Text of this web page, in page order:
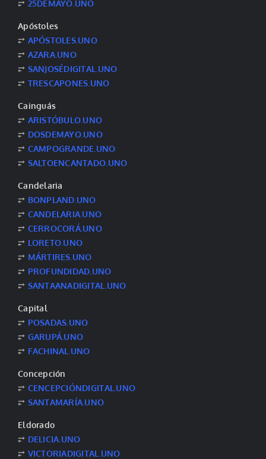
⥂ 25DEMAYO.UNO
Apóstoles
⥂ APÓSTOLES.UNO
⥂ AZARA.UNO
⥂ SANJOSÉDIGITAL.UNO
⥂ TRESCAPONES.UNO
Cainguás
⥂ ARISTÓBULO.UNO
⥂ DOSDEMAYO.UNO
⥂ CAMPOGRANDE.UNO
⥂ SALTOENCANTADO.UNO
Candelaria
⥂ BONPLAND.UNO
⥂ CANDELARIA.UNO
⥂ CERROCORÁ.UNO
⥂ LORETO.UNO
⥂ MÁRTIRES.UNO
⥂ PROFUNDIDAD.UNO
⥂ SANTAANADIGITAL.UNO
Capital
⥂ POSADAS.UNO
⥂ GARUPÁ.UNO
⥂ FACHINAL.UNO
Concepción
⥂ CENCEPCIÓNDIGITAL.UNO
⥂ SANTAMARÍA.UNO
Eldorado
⥂ DELICIA.UNO
⥂ VICTORIADIGITAL.UNO